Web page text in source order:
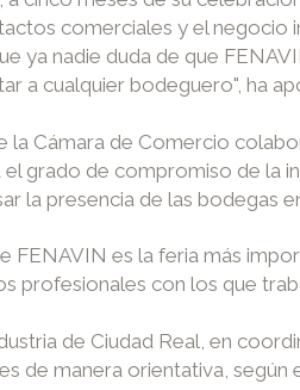
comerciales y el negocio
ya nadie duda de que
a cualquier bodeguero", ha
la Cámara de Comercio
grado de compromiso de la
la presencia de las bodegas
FENAVIN es la feria más
profesionales con los que
de Ciudad Real, en
manera orientativa, según